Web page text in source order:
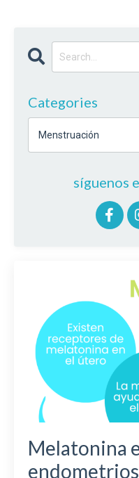
Melatonina
Categories
síguenos